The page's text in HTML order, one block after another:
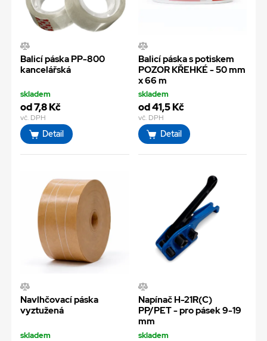
Balicí páska PP-800
kancelářská
skladem
od 7,8 Kč
vč. DPH
Detail
Balicí páska s potiskem
POZOR KŘEHKÉ - 50 mm
x 66 m
skladem
od 41,5 Kč
vč. DPH
Detail
Navlhčovací páska
vyztužená
skladem
Napínač H-21R(C)
PP/PET - pro pásek 9-19
mm
skladem